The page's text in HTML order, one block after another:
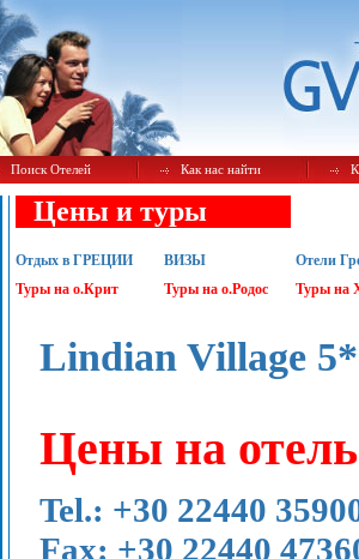
Поиск Отелей Как нас найти
Цены и туры
Отдых в ГРЕЦИИ ВИЗЫ
Отели
Туры на о.Крит
Туры на о.Родос Туры на
Lindian Village 5*
Цены на отель
Tel.: +30 22440
Fax: +30 22440